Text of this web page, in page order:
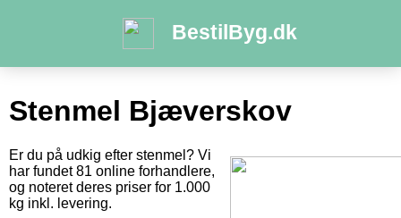
BestilByg.dk
Stenmel Bjæverskov
Er du på udkig efter stenmel? Vi
har fundet 81 online forhandlere,
og noteret deres priser for 1.000
kg inkl. levering.